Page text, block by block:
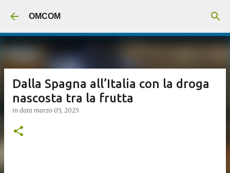
OMCOM
Dalla Spagna all’Italia con la droga
nascosta tra la frutta
in data marzo 05, 2025